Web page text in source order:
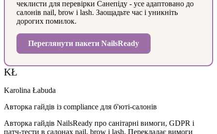
чеклисти для перевірки Санепіду - усе адаптовано до
салонів nail, brow і lash. Заощадьте час і уникніть
дорогих помилок.
Переглянути пакети NailsReady
KŁ
Karolina Łabuda
Авторка гайдів із compliance для б'юті-салонів
Авторка гайдів NailsReady про санітарні вимоги, GDPR і
патч-тести в салонах nail, brow і lash. Перекладає вимоги